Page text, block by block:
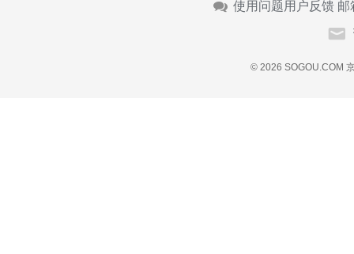
使用问题用户反馈 邮
© 2026 SOGOU.COM